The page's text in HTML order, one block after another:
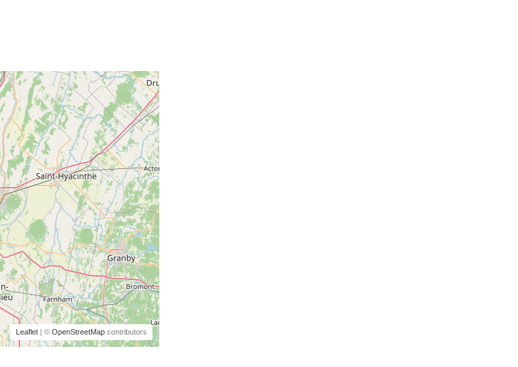
Leaflet| © OpenStreetMapcontributors